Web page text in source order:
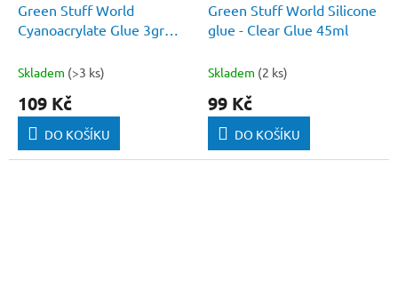
Green Stuff World
Cyanoacrylate Glue 3gr
Skladem (>3 ks)
109 Kč
DO KOŠÍKU
Green Stuff World Silicone
glue - Clear Glue 45ml
Skladem (2 ks)
99 Kč
DO KOŠÍKU